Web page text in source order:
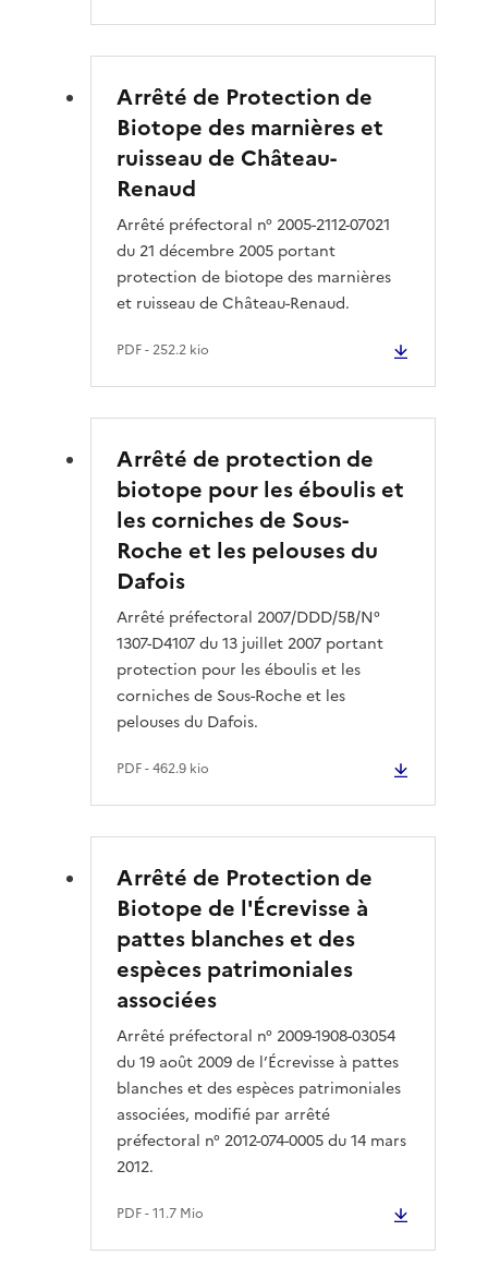
Arrêté de Protection de
Biotope des marnières et
ruisseau de Château-
Renaud
PDF- 252.2 kio
Arrêté préfectoral n° 2005-2112-07021
du 21 décembre 2005 portant
protection de biotope des marnières
et ruisseau de Château-Renaud.
Arrêté de protection de
biotope pour les éboulis et
les corniches de Sous-
Roche et les pelouses du
Dafois
PDF- 462.9 kio
Arrêté préfectoral 2007/DDD/5B/N°
1307-D4107 du 13 juillet 2007 portant
protection pour les éboulis et les
corniches de Sous-Roche et les
pelouses du Dafois.
Arrêté de Protection de
Biotope de l'Écrevisse à
pattes blanches et des
espèces patrimoniales
associées
PDF- 11.7 Mio
Arrêté préfectoral n° 2009-1908-03054
du 19 août 2009 de l’Écrevisse à pattes
blanches et des espèces patrimoniales
associées, modifié par arrêté
préfectoral n° 2012-074-0005 du 14 mars
2012.